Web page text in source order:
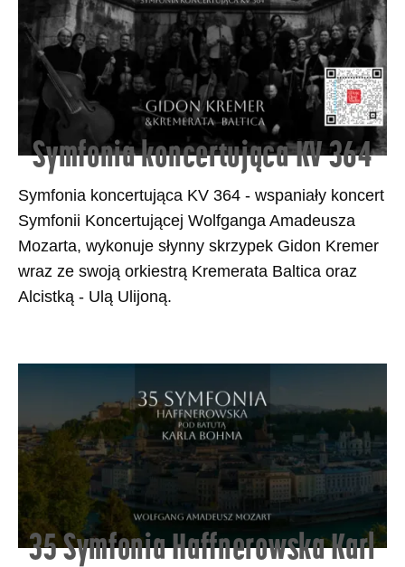
Symfonia koncertująca KV 364
Symfonia koncertująca KV 364 - wspaniały koncert
Symfonii Koncertującej Wolfganga Amadeusza
Mozarta, wykonuje słynny skrzypek Gidon Kremer
wraz ze swoją orkiestrą Kremerata Baltica oraz
Alcistką - Ulą Ulijoną.
35 Symfonia Haffnerowska Karl